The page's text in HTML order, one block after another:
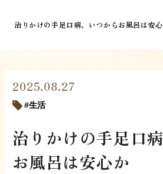
治りかけの手足口病、いつからお風呂は安
2025.08.27
生活
治りかけの手足口
お風呂は安心か